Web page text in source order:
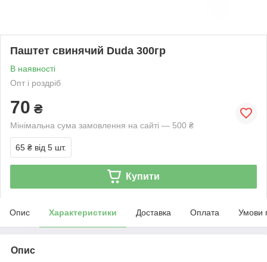
Паштет свинячий Duda 300гр
В наявності
Опт і роздріб
70 ₴
Мінімальна сума замовлення на сайті — 500 ₴
65 ₴ від 5 шт.
Купити
Опис Характеристики Доставка Оплата Умови
Опис